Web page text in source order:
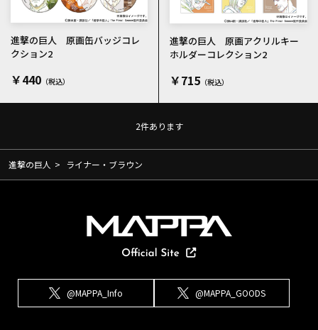
進撃の巨人 原画缶バッジコレ
クション2
￥440
進撃の巨人 原画アクリルキー
ホルダーコレクション2
￥715
2件あります
進撃の巨人 > ライナー・ブラウン
@MAPPA_Info @MAPPA_GOODS